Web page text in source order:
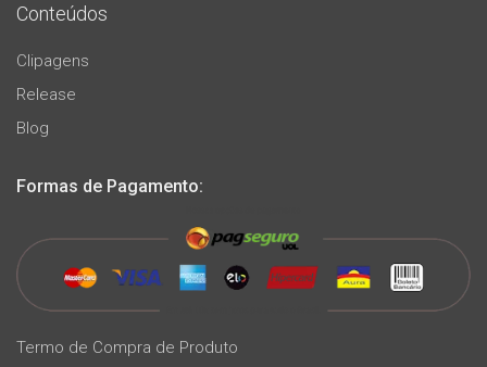
Conteúdos
Clipagens
Release
Blog
Formas de Pagamento:
Termo de Compra de Produto